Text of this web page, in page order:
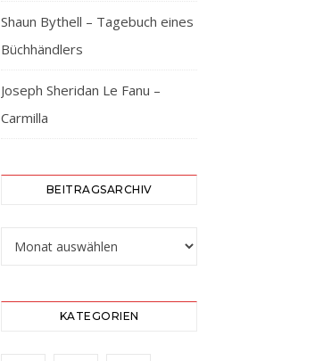
Shaun Bythell – Tagebuch eines
Büchhändlers
Joseph Sheridan Le Fanu –
Carmilla
BEITRAGSARCHIV
KATEGORIEN